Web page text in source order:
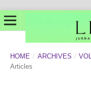
HOME / ARCHIVES /
Articles